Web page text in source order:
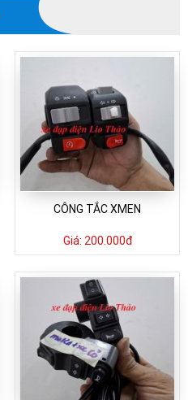
CÔNG TẮC XMEN
Giá: 200.000đ